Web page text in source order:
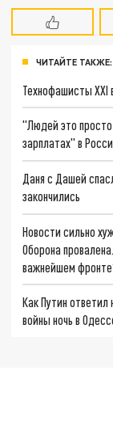
ЧИТАЙТЕ ТАКЖЕ:
Технофашисты XXI
"Людей это
зарплатах" в
Даня с Дашей
закончились
Новости сильно
Оборона
важнейшем
Как Путин
войны ночь в